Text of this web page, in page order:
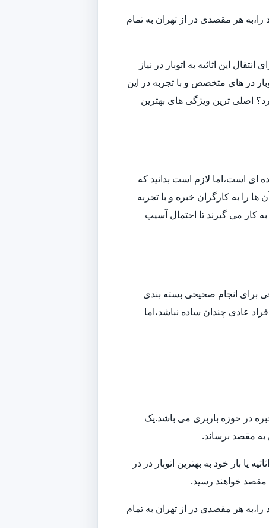
هر مقصدی در از تهران به تمام
این اثاثیه به اتوبار در نیاز
در های متخصص و با تجربه در این
اصلی ترین ویژگی های بهترین
ای است،اما لازم است بدانید که
را به کارگران خبره و با تجربه
کار می گیرند تا احتمال آسیب
برای انجام صحیحی بسته بندی
عادی چندان ساده نباشد،اما
در حوزه باربری می باشد.یک
به مقصد برساند.
بار خود به بهترین اتوبار در در
مقصد خواهند رسید.
هر مقصدی در از تهران به تمام